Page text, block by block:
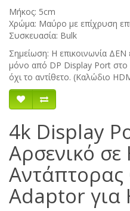
Μήκος: 5cm
Χρώμα: Μαύρο με επίχρυση
Συσκευασία: Bulk
Σημείωση: Η επικοινωνία ΔΕΝ
μόνο από DP Display Port
όχι το αντίθετο. (Καλώδιο
4k Display
Αρσενικό
Adaptor για